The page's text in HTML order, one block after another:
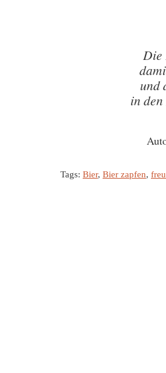
Die
und
in
Tags: Bier, Bier zapfen,